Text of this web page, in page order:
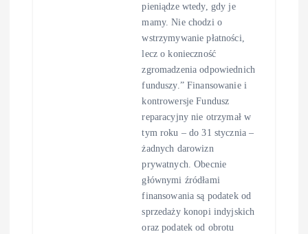
pieniądze wtedy, gdy je
mamy. Nie chodzi o
wstrzymywanie płatności,
lecz o konieczność
zgromadzenia odpowiednich
funduszy.” Finansowanie i
kontrowersje Fundusz
reparacyjny nie otrzymał w
tym roku – do 31 stycznia –
żadnych darowizn
prywatnych. Obecnie
głównymi źródłami
finansowania są podatek od
sprzedaży konopi indyjskich
oraz podatek od obrotu